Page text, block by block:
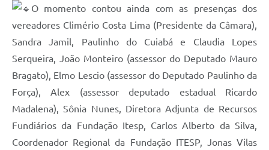
O momento contou ainda com as presenças dos
vereadores Climério Costa Lima (Presidente da Câmara),
Sandra Jamil, Paulinho do Cuiabá e Claudia Lopes
Serqueira, João Monteiro (assessor do Deputado Mauro
Bragato), Elmo Lescio (assessor do Deputado Paulinho da
Força), Alex (assessor deputado estadual Ricardo
Madalena), Sônia Nunes, Diretora Adjunta de Recursos
Fundiários da Fundação Itesp, Carlos Alberto da Silva,
Coordenador Regional da Fundação ITESP, Jonas Vilas